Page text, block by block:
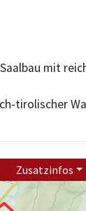
mit
tirolischer
Zusatzinfos